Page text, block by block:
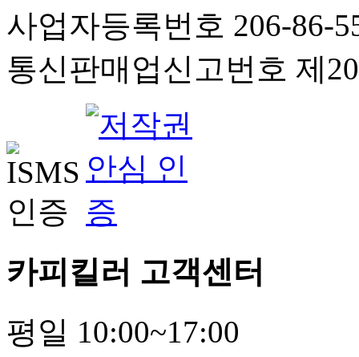
사업자등록번호 206-86-
통신판매업신고번호 제
카피킬러 고객센터
평일 10:00~17:00